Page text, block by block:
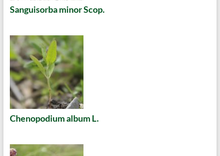
Sanguisorba minor Scop.
Chenopodium album L.